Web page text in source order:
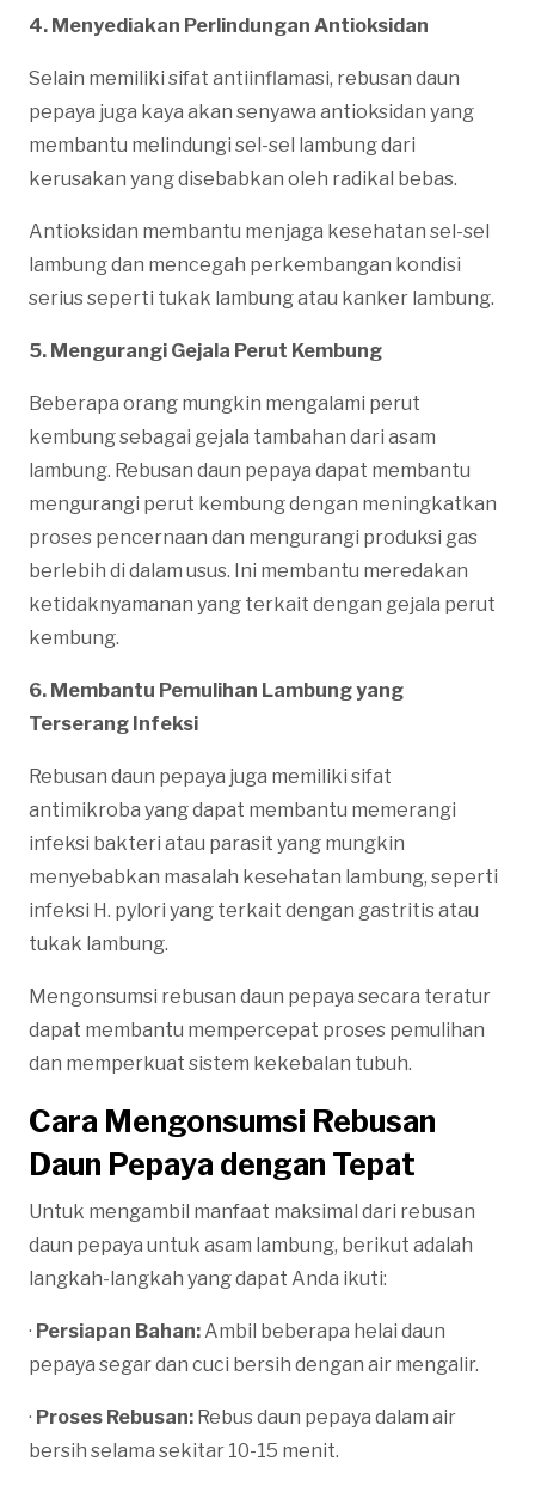
4. Menyediakan Perlindungan Antioksidan
Selain memiliki sifat antiinflamasi, rebusan daun
pepaya juga kaya akan senyawa antioksidan yang
membantu melindungi sel-sel lambung dari
kerusakan yang disebabkan oleh radikal bebas.
Antioksidan membantu menjaga kesehatan sel-sel
lambung dan mencegah perkembangan kondisi
serius seperti tukak lambung atau kanker lambung.
5. Mengurangi Gejala Perut Kembung
Beberapa orang mungkin mengalami perut
kembung sebagai gejala tambahan dari asam
lambung. Rebusan daun pepaya dapat membantu
mengurangi perut kembung dengan meningkatkan
proses pencernaan dan mengurangi produksi gas
berlebih di dalam usus. Ini membantu meredakan
ketidaknyamanan yang terkait dengan gejala perut
kembung.
6. Membantu Pemulihan Lambung yang
Terserang Infeksi
Rebusan daun pepaya juga memiliki sifat
antimikroba yang dapat membantu memerangi
infeksi bakteri atau parasit yang mungkin
menyebabkan masalah kesehatan lambung, seperti
infeksi H. pylori yang terkait dengan gastritis atau
tukak lambung.
Mengonsumsi rebusan daun pepaya secara teratur
dapat membantu mempercepat proses pemulihan
dan memperkuat sistem kekebalan tubuh.
Cara Mengonsumsi Rebusan
Daun Pepaya dengan Tepat
Untuk mengambil manfaat maksimal dari rebusan
daun pepaya untuk asam lambung, berikut adalah
langkah-langkah yang dapat Anda ikuti:
· Persiapan Bahan:Ambil beberapa helai daun
pepaya segar dan cuci bersih dengan air mengalir.
· Proses Rebusan: Rebus daun pepaya dalam air
bersih selama sekitar 10-15 menit.